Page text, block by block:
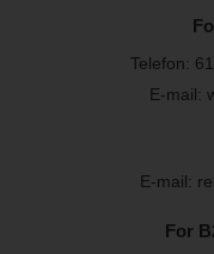
Telefon:
E-mail:
E-mail:
For